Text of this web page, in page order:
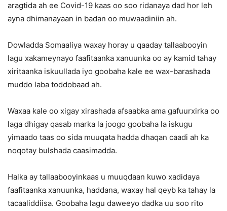
aragtida ah ee Covid-19 kaas oo soo ridanaya dad hor leh
ayna dhimanayaan in badan oo muwaadiniin ah.
Dowladda Somaaliya waxay horay u qaaday tallaabooyin
lagu xakameynayo faafitaanka xanuunka oo ay kamid tahay
xiritaanka iskuullada iyo goobaha kale ee wax-barashada
muddo laba toddobaad ah.
Waxaa kale oo xigay xirashada afsaabka ama gafuurxirka oo
laga dhigay qasab marka la joogo goobaha la iskugu
yimaado taas oo sida muuqata hadda dhaqan caadi ah ka
noqotay bulshada caasimadda.
Halka ay tallaabooyinkaas u muuqdaan kuwo xadidaya
faafitaanka xanuunka, haddana, waxay hal qeyb ka tahay la
tacaaliddiisa. Goobaha lagu daweeyo dadka uu soo rito